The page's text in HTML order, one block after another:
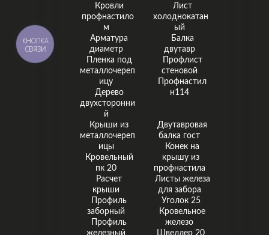
Кровли
профнастило
м
Арматура
диаметр
Пленка под
металлочереп
ицу
Дерево
двухсторонни
й
Лист
холоднокатан
ый
Балка
двутавр
Профлист
стеновой
Профнастил
н114
Крыши из
металлочереп
ицы
Кровельный
пк 20
Расчет
крыши
Профиль
заборный
Профиль
железный
Двутавровая
балка гост
Конек на
крышу из
профнастила
Листы железа
для забора
Уголок 25
Кровельное
железо
Швеллер 20
КНОПКА
СВЯЗИ